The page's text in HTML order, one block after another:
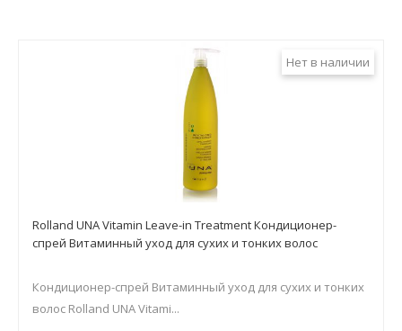
Нет в наличии
Rolland UNA Vitamin Leave-in Treatment Кондиционер-
спрей Витаминный уход для сухих и тонких волос
Кондиционер-спрей Витаминный уход для сухих и тонких
волос Rolland UNA Vitami...